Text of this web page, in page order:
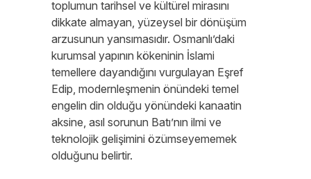
toplumun tarihsel ve kültürel mirasını
dikkate almayan, yüzeysel bir dönüşüm
arzusunun yansımasıdır. Osmanlı’daki
kurumsal yapının kökeninin İslami
temellere dayandığını vurgulayan Eşref
Edip, modernleşmenin önündeki temel
engelin din olduğu yönündeki kanaatin
aksine, asıl sorunun Batı’nın ilmi ve
teknolojik gelişimini özümseyememek
olduğunu belirtir.